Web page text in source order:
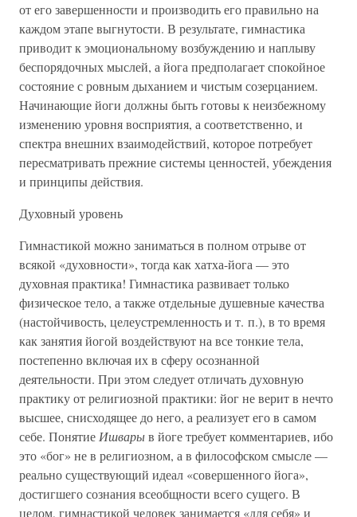
от его завершенности и производить его правильно на
каждом этапе выгнутости. В результате, гимнастика
приводит к эмоциональному возбуждению и наплыву
беспорядочных мыслей, а йога предполагает спокойное
состояние с ровным дыханием и чистым созерцанием.
Начинающие йоги должны быть готовы к неизбежному
изменению уровня восприятия, а соответственно, и
спектра внешних взаимодействий, которое потребует
пересматривать прежние системы ценностей, убеждения
и принципы действия.
Духовный уровень
Гимнастикой можно заниматься в полном отрыве от
всякой «духовности», тогда как хатха-йога — это
духовная практика! Гимнастика развивает только
физическое тело, а также отдельные душевные качества
(настойчивость, целеустремленность и т. п.), в то время
как занятия йогой воздействуют на все тонкие тела,
постепенно включая их в сферу осознанной
деятельности. При этом следует отличать духовную
практику от религиозной практики: йог не верит в нечто
высшее, снисходящее до него, а реализует его в самом
себе. Понятие Ишварыв йоге требует комментариев, ибо
это «бог» не в религиозном, а в философском смысле —
реально существующий идеал «совершенного йога»,
достигшего сознания всеобщности всего сущего. В
целом, гимнастикой человек занимается «для себя» и